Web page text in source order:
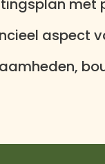
met
aspect